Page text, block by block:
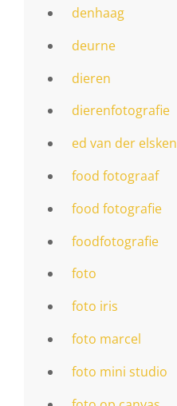
denhaag
deurne
dieren
dierenfotografie
ed van der elsken
food fotograaf
food fotografie
foodfotografie
foto
foto iris
foto marcel
foto mini studio